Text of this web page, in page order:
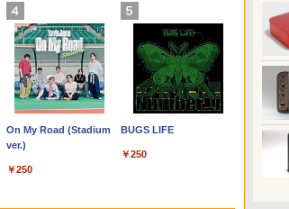
【2026年アップグレー
ド版】AOKIMI ワイヤ
bluetooth イヤホン
ゥースHi-Fi 最大36時間
Xiaomi シャオミ REDMI
イヤホン Bluetooth 5.4
On My Road (Stadium
ver.)
￥250
BUGS LIFE
￥250